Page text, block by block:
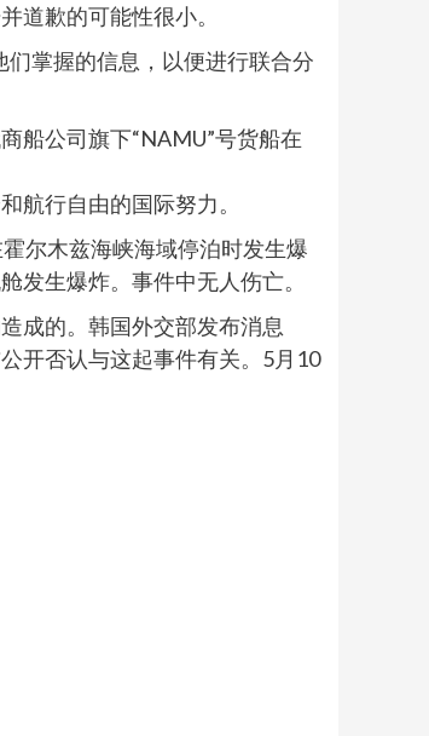
道歉的可能性很小。
掌握的信息，以便进行联合分
船公司旗下“NAMU”号货船在
航行自由的国际努力。
尔木兹海峡海域停泊时发生爆
发生爆炸。事件中无人伤亡。
成的。韩国外交部发布消息
开否认与这起事件有关。5月10